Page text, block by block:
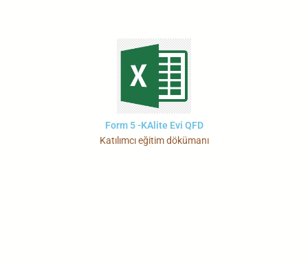
Form 5 -KAlite Evi QFD
Katılımcı eğitim dökümanı